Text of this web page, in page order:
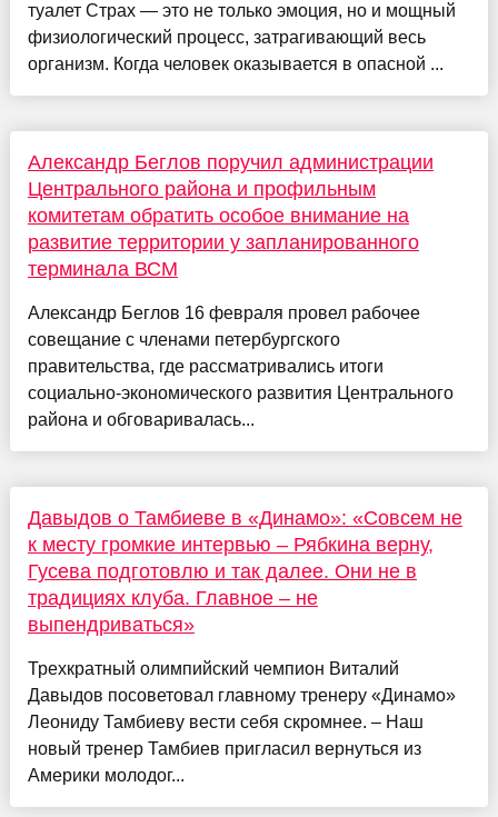
туалет Страх — это не только эмоция, но и мощный
физиологический процесс, затрагивающий весь
организм. Когда человек оказывается в опасной ...
Александр Беглов поручил администрации
Центрального района и профильным
комитетам обратить особое внимание на
развитие территории у запланированного
терминала ВСМ
Александр Беглов 16 февраля провел рабочее
совещание с членами петербургского
правительства, где рассматривались итоги
социально-экономического развития Центрального
района и обговаривалась...
Давыдов о Тамбиеве в «Динамо»: «Совсем не
к месту громкие интервью – Рябкина верну,
Гусева подготовлю и так далее. Они не в
традициях клуба. Главное – не
выпендриваться»
Трехкратный олимпийский чемпион Виталий
Давыдов посоветовал главному тренеру «Динамо»
Леониду Тамбиеву вести себя скромнее. – Наш
новый тренер Тамбиев пригласил вернуться из
Америки молодог...